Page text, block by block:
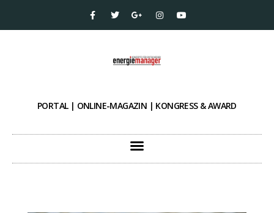
PORTAL | ONLINE-MAGAZIN | KONGRESS & AWARD